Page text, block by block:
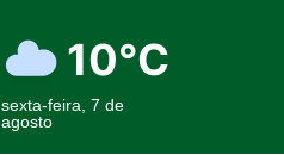
10°C
sexta-feira, 7 de
agosto